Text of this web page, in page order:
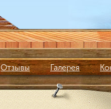
Отзывы Галерея